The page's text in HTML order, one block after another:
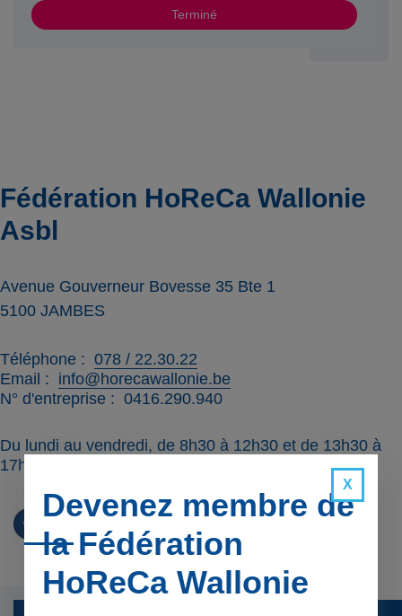
Terminé
Fédération HoReCa Wallonie
Asbl
Avenue Gouverneur Bovesse 35 Bte 1
5100 JAMBES
Téléphone
078 / 22.30.22
Email
info@horecawallonie.be
N° d'entreprise
0416.290.940
Du lundi au vendredi, de 8h30 à 12h30 et de 13h30 à
17h00
Devenez membre de
la Fédération
HoReCa Wallonie